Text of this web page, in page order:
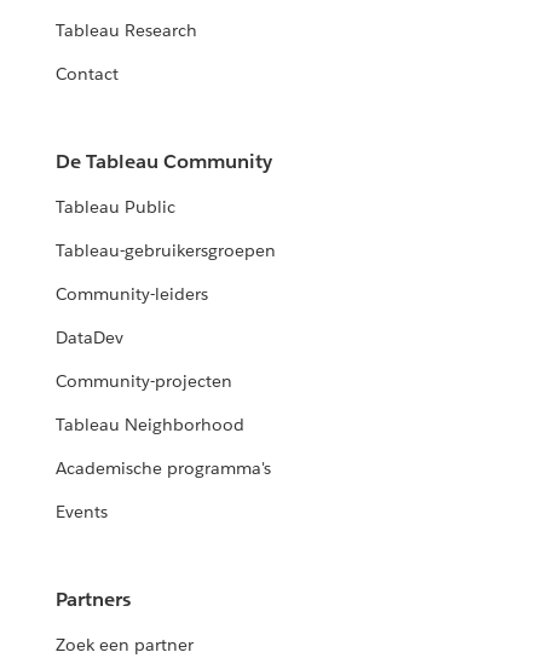
Tableau Research
Contact
De Tableau Community
Tableau Public
Tableau-gebruikersgroepen
Community-leiders
DataDev
Community-projecten
Tableau Neighborhood
Academische programma's
Events
Partners
Zoek een partner